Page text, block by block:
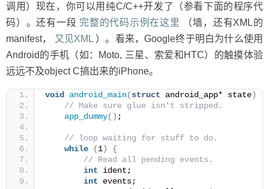
调用）现在，你可以用纯C/C++开发了（参看下面的程序代
码）。还有一段 完整的代码示例在这里
（墙，还有XML的
manifest， 又见XML ）。看来，Google终于明白为什么使用
Android的手机（如：Moto, 三星、索爱和HTC）的触摸体验
远远不及object C搞出来的iPhone。
void android_main(struct android_app* state)
{
// Make sure glue isn't stripped.
app_dummy() ;
// loop waiting for stuff to do.
while
(1)
{
// Read all pending events.
int ident;
int events;